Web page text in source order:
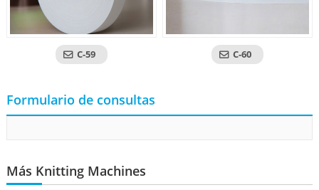
C-59 C-60
Formulario de consultas
Más Knitting Machines